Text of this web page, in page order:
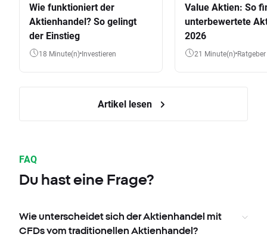
Wie funktioniert der
Aktienhandel? So gelingt
der Einstieg
18 Minute(n) Investieren
Value Aktien: So
unterbewertete
2026
21 Minute(n) Ratgeber
Artikel lesen
FAQ
Du hast eine Frage?
Wie unterscheidet sich der Aktienhandel mit
CFDs vom traditionellen Aktienhandel?